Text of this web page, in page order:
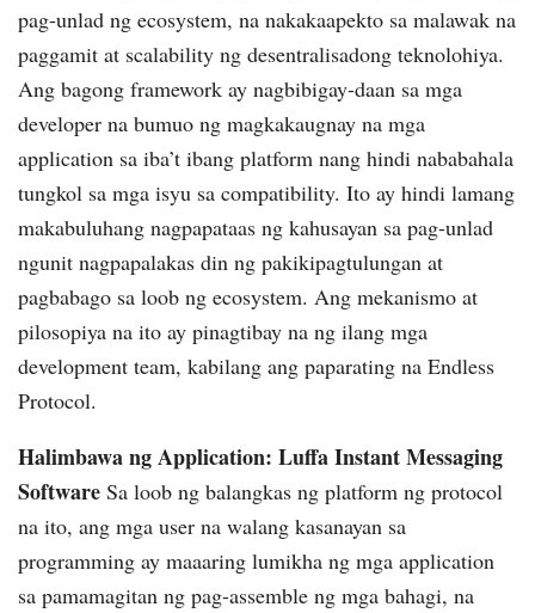
pag-unlad ng ecosystem, na nakakaapekto sa malawak na
paggamit at scalability ng desentralisadong teknolohiya.
Ang bagong framework ay nagbibigay-daan sa mga
developer na bumuo ng magkakaugnay na mga
application sa iba’t ibang platform nang hindi nababahala
tungkol sa mga isyu sa compatibility. Ito ay hindi lamang
makabuluhang nagpapataas ng kahusayan sa pag-unlad
ngunit nagpapalakas din ng pakikipagtulungan at
pagbabago sa loob ng ecosystem. Ang mekanismo at
pilosopiya na ito ay pinagtibay na ng ilang mga
development team, kabilang ang paparating na Endless
Protocol.
Halimbawa ng Application: Luffa Instant Messaging
Software Sa loob ng balangkas ng platform ng protocol
na ito, ang mga user na walang kasanayan sa
programming ay maaaring lumikha ng mga application
sa pamamagitan ng pag-assemble ng mga bahagi, na